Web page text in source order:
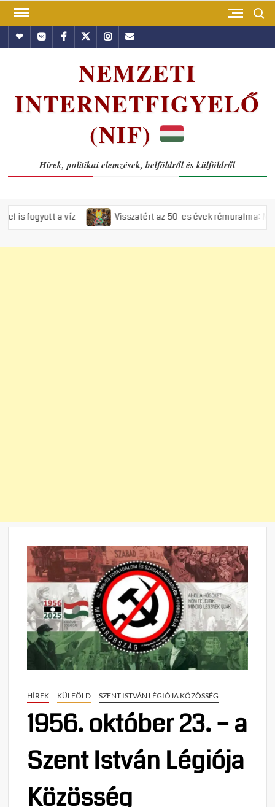
Skip
contentHundubVkontakte
Facebook
TwitterInstagram
Email
NEMZETI
INTERNETFIGYELŐ
(NIF)
Hírek, politikai elemzések, belföldről és külföldről
Visszatért az 50-es évek rémuralma: Megszavazta az
HÍREK KÜLFÖLD SZENT ISTVÁN LÉGIÓJA KÖZÖSSÉG
1956. október 23. – a
Szent István Légiója
Közösség